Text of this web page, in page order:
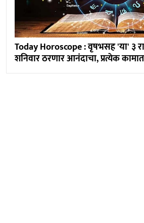
Today Horoscope : वृषभसह 'या' ३
शनिवार ठरणार आनंदाचा, प्रत्येक